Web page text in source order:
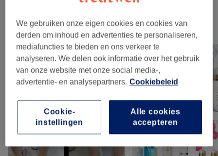
Ons werk
Klik op de afbeelding voor meer details
We gebruiken onze eigen cookies en cookies van
derden om inhoud en advertenties te personaliseren,
mediafuncties te bieden en ons verkeer te
analyseren. We delen ook informatie over het gebruik
van onze website met onze social media-,
advertentie- en analysepartners. Cookiebeleid
Alle cookies
accepteren
Cookie-
instellingen